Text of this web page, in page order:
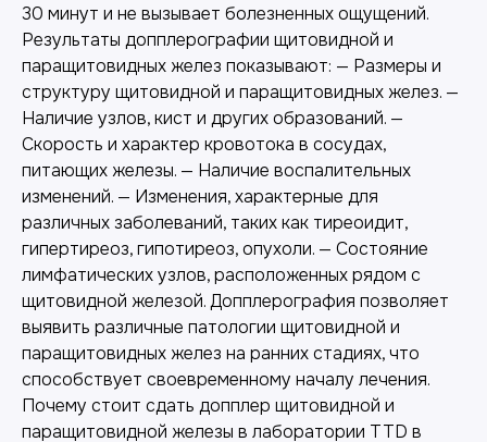
30 минут и не вызывает болезненных ощущений.
Результаты допплерографии щитовидной и
паращитовидных желез показывают: — Размеры и
структуру щитовидной и паращитовидных желез. —
Наличие узлов, кист и других образований. —
Скорость и характер кровотока в сосудах,
питающих железы. — Наличие воспалительных
изменений. — Изменения, характерные для
различных заболеваний, таких как тиреоидит,
гипертиреоз, гипотиреоз, опухоли. — Состояние
лимфатических узлов, расположенных рядом с
щитовидной железой. Допплерография позволяет
выявить различные патологии щитовидной и
паращитовидных желез на ранних стадиях, что
способствует своевременному началу лечения.
Почему стоит сдать допплер щитовидной и
паращитовидной железы в лаборатории TTD в